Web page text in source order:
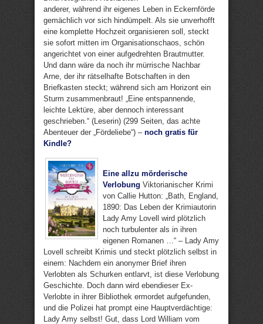
anderer, während ihr eigenes Leben in Eckernförde
gemächlich vor sich hindümpelt. Als sie unverhofft
eine komplette Hochzeit organisieren soll, steckt
sie sofort mitten im Organisationschaos, schön
angerichtet von einer aufgedrehten Brautmutter.
Und dann wäre da noch ihr mürrische Nachbar
Arne, der ihr rätselhafte Botschaften in den
Briefkasten steckt; während sich am Horizont ein
Sturm zusammenbraut! „Eine entspannende,
leichte Lektüre, aber dennoch interessant
geschrieben.“ (Leserin) (299 Seiten, das achte
Abenteuer der „Fördeliebe“) – noch gratis für
Kindle?
Eine allzu mörderische
Verlobung Viktorianischer Krimi
von Callie Hutton: „Bath, England,
1890: Das Leben der Krimiautorin
Lady Amy Lovell wird plötzlich
noch turbulenter als in ihren
eigenen Romanen …“ – Lady Amy
Lovell schreibt Krimis und steckt plötzlich selbst in
einem: Nachdem ein anonymer Brief ihren
Verlobten als Schurken entlarvt, ist diese Verlobung
Geschichte. Doch dann wird ebendieser Ex-
Verlobte in ihrer Bibliothek ermordet aufgefunden,
und die Polizei hat prompt eine Hauptverdächtige:
Lady Amy selbst! Gut, dass Lord William vom